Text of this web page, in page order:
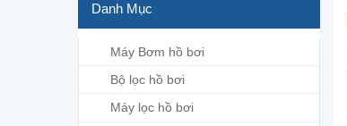
Danh Mục
Máy Bơm hồ bơi
Bộ lọc hồ bơi
Máy lọc hồ bơi